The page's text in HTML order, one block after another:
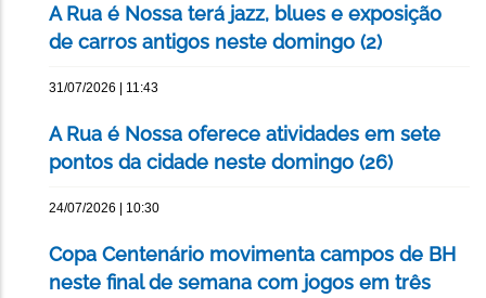
A Rua é Nossa terá jazz, blues e exposição
de carros antigos neste domingo (2)
31/07/2026 | 11:43
A Rua é Nossa oferece atividades em sete
pontos da cidade neste domingo (26)
24/07/2026 | 10:30
Copa Centenário movimenta campos de BH
neste final de semana com jogos em três